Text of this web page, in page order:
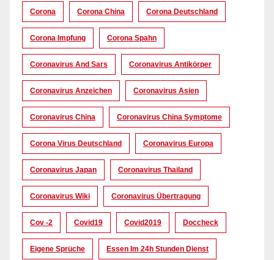
Corona Corona China Corona Deutschland
Corona Impfung Corona Spahn
Coronavirus And Sars Coronavirus Antikörper
Coronavirus Anzeichen Coronavirus Asien
Coronavirus China Coronavirus China Symptome
Corona Virus Deutschland Coronavirus Europa
Coronavirus Japan Coronavirus Thailand
Coronavirus Wiki Coronavirus Übertragung
Cov -2 Covid19 Covid2019 Doccheck
Eigene Sprüche Essen Im 24h Stunden Dienst